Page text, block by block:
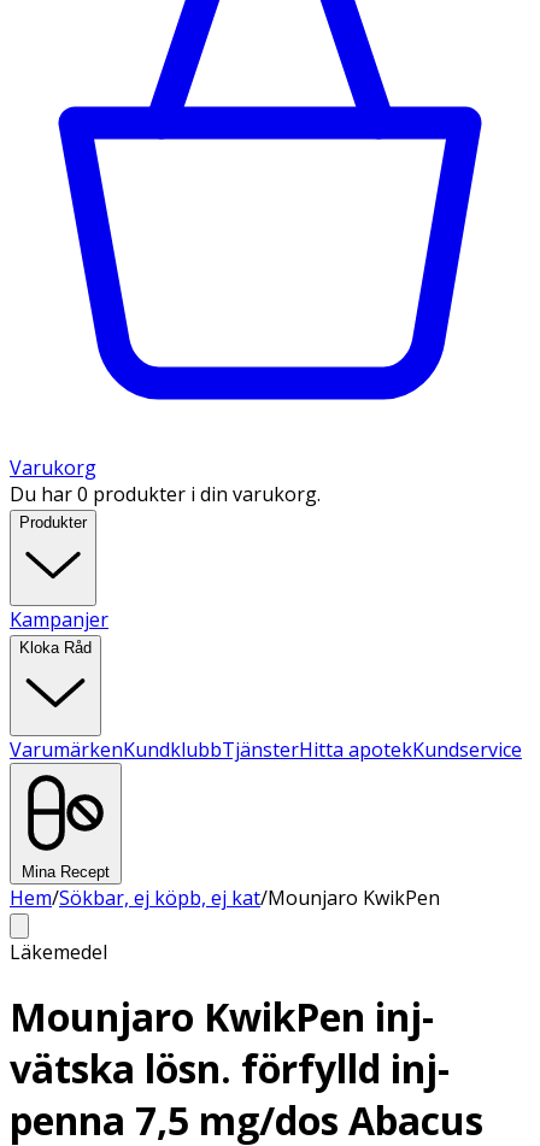
Varukorg
Du har 0 produkter i din varukorg.
Produkter
Kampanjer
Kloka Råd
VarumärkenKundklubbTjänsterHitta apotekKundservice
Mina Recept
Hem/Sökbar, ej köpb, ej kat/Mounjaro KwikPen
Läkemedel
Mounjaro KwikPen inj-
vätska lösn. förfylld inj-
penna 7,5 mg/dos Abacus